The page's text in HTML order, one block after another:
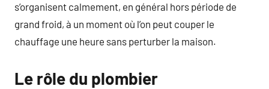
s’organisent calmement, en général hors période de
grand froid, à un moment où l’on peut couper le
chauffage une heure sans perturber la maison.
Le rôle du plombier